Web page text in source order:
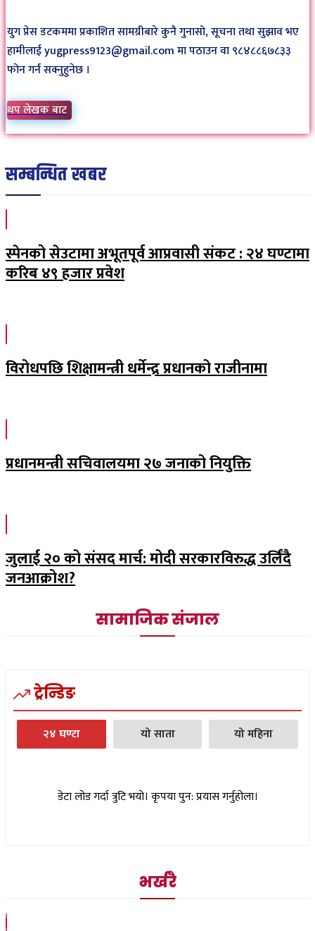
युग प्रेस डटकममा प्रकाशित सामग्रीबारे कुनै गुनासो, सूचना तथा सुझाव भए
हामीलाई yugpress9123@gmail.com मा पठाउन वा ९८४८८६७८३३
फोन गर्न सक्नुहुनेछ ।
थप लेखक बाट
सम्बन्धित खबर
स्पेनको सेउटामा अभूतपूर्व आप्रवासी संकट : २४ घण्टामा
करिब ४९ हजार प्रवेश
विरोधपछि शिक्षामन्त्री धर्मेन्द्र प्रधानको राजीनामा
प्रधानमन्त्री सचिवालयमा २७ जनाको नियुक्ति
जुलाई २० को संसद मार्च: मोदी सरकारविरुद्ध उर्लिंदै
जनआक्रोश?
सामाजिक संजाल
ट्रेन्डिङ
२४ घण्टा यो साता यो महिना
डेटा लोड गर्दा त्रुटि भयो। कृपया पुन: प्रयास गर्नुहोला।
भर्खरै